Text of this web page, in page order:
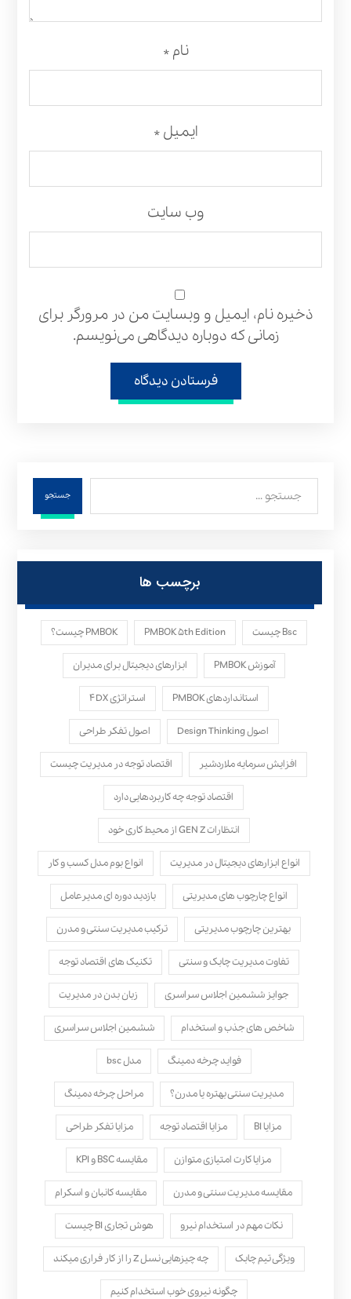
نام*
ایمیل*
وب‌ سایت
ذخیره نام، ایمیل و وبسایت من در مرورگر برای
زمانی که دوباره دیدگاهی می‌نویسم.
فرستادن دیدگاه
جستجو
برچسب ها
Bsc چیست PMBOK ۵th Edition PMBOK چیست؟
آموزش PMBOK ابزارهای دیجیتال برای مدیران
استانداردهای PMBOK استراتژی ۴DX
اصول Design Thinking اصول تفکر طراحی
افزایش سرمایه ملاردشیر اقتصاد توجه در مدیریت چیست
اقتصاد توجه چه کاربردهایی دارد
انتظارات GEN Z از محیط کاری خود
انواع ابزارهای دیجیتال در مدیریت انواع بوم مدل کسب‌ و کار
انواع چارچوب های مدیریتی بازدید دوره ای مدیرعامل
بهترین چارچوب مدیریتی ترکیب مدیریت سنتی و مدرن
تفاوت مدیریت چابک و سنتی تکنیک های اقتصاد توجه
جوایز ششمین اجلاس سراسری زبان بدن در مدیریت
شاخص های جذب و استخدام ششمین اجلاس سراسری
فواید چرخه دمینگ مدل bsc
مدیریت سنتی بهتره یا مدرن؟ مراحل چرخه دمینگ
مزایا BI مزایا اقتصاد توجه مزایا تفکر طراحی
مزایا کارت امتیازی متوازن مقایسه BSC و KPI
مقایسه مدیریت سنتی و مدرن مقایسه کانبان و اسکرام
نکات مهم در استخدام نیرو هوش تجاری BI چیست
ویژگی تیم چابک چه چیزهایی نسل Z را از کار فراری میکند
چگونه نیروی خوب استخدام کنیم